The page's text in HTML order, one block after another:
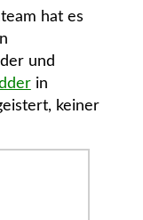
hat es
und
in
keiner